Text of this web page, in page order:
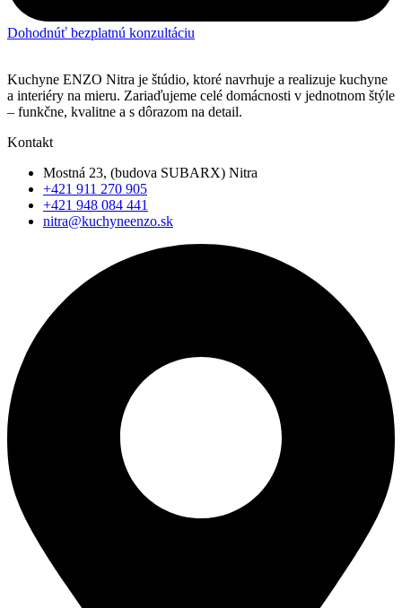
Dohodnúť bezplatnú konzultáciu
Kuchyne ENZO Nitra je štúdio, ktoré navrhuje a realizuje kuchyne
a interiéry na mieru. Zariaďujeme celé domácnosti v jednotnom štýle
– funkčne, kvalitne a s dôrazom na detail.
Kontakt
Mostná 23, (budova SUBARX) Nitra
+421 911 270 905
+421 948 084 441
nitra@kuchyneenzo.sk